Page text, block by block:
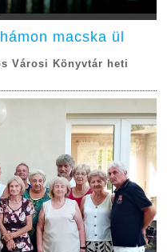
macska ül
Városi Könyvtár heti